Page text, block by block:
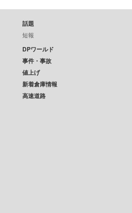
話題
短報
DPワールド
事件・事故
値上げ
新着倉庫情報
高速道路